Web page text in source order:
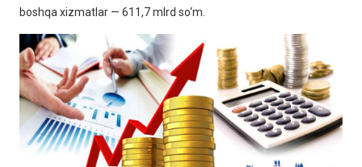
boshqa xizmatlar — 611,7 mlrd so‘m.